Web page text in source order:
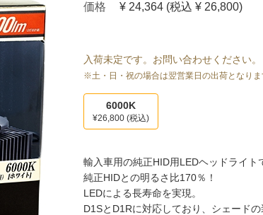
価格 ¥ 24,364 (税込 ¥ 26,800)
入荷未定です。お問い合わせください。
※土・日・祝の場合は翌営業日の出荷となりま
6000K
¥26,800 (税込)
輸入車用の純正HID用LEDヘッドライト
純正HIDとの明るさ比170％！
LEDによる長寿命を実現。
D1SとD1Rに対応しており、シェード